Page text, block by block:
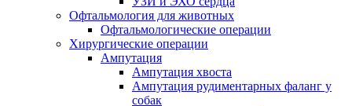
Офтальмология для животных
Офтальмологические операции
Хирургические операции
Ампутация
Ампутация хвоста
Ампутация рудиментарных фаланг у
собак